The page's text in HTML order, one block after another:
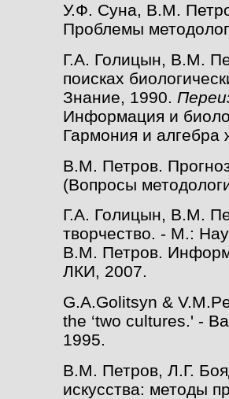
У.Ф. Суна, В.М.
Проблемы
Г.А. Голицын, В.М.
поисках
Знание, 1990.
Информация и
Гармония и алгебра
В.М. Петров.
(Вопросы
Г.А. Голицын, В.М.
творчество. - М.:
В.М. Петров.
ЛКИ, 2007.
G.A.Golitsyn &
the ‘two cultures.' -
1995.
В.М. Петров, Л.Г.
искусства: методы